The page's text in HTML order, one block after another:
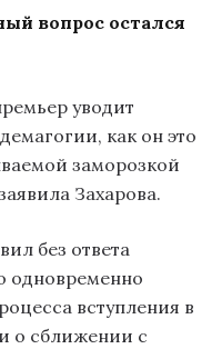
вопрос остался
уводит
как он это
заморозкой
Захарова.
без ответа
одновременно
вступления в
о сближении с